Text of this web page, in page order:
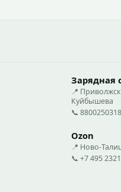
Зарядная
📍
Куйбышева
📞
Ozon
📍 Ново-
📞 +7 495